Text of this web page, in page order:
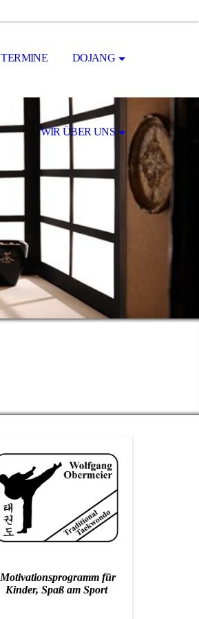
TERMINE DOJANG
WIR ÜBER UNS
Motivationsprogramm für
Kinder, Spaß am Sport